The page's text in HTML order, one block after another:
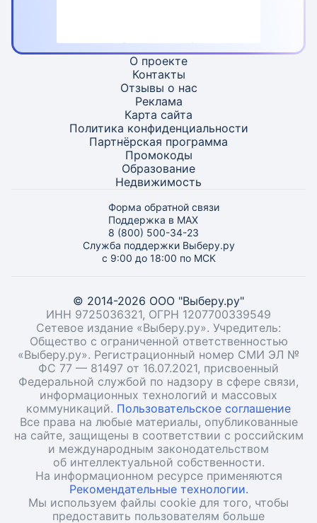
О проекте
Контакты
Отзывы о нас
Реклама
Карта сайта
Политика конфиденциальности
Партнёрская программа
Промокоды
Образование
Недвижимость
Форма обратной связи
Поддержка в MAX
8 (800) 500-34-23
Служба поддержки Выберу.ру
с 9:00 до 18:00 по МСК
© 2014-2026 ООО "Выберу.ру"
ИНН 9725036321, ОГРН 1207700339549
Сетевое издание «Выберу.ру». Учредитель:
Общество с ограниченной ответственностью
«Выберу.ру». Регистрационный номер СМИ ЭЛ №
ФС 77 — 81497 от 16.07.2021, присвоенный
Федеральной службой по надзору в сфере связи,
информационных технологий и массовых
коммуникаций. Пользовательское соглашение
Все права на любые материалы, опубликованные
на сайте, защищены в соответствии с российским
и международным законодательством
об интеллектуальной собственности.
На информационном ресурсе применяются
Рекомендательные технологии.
Мы используем файлы cookie для того, чтобы
предоставить пользователям больше